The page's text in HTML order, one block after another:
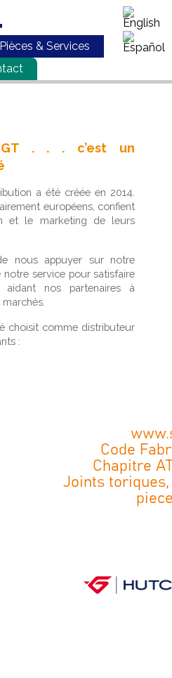
Pièces & Services
Pièces
. . . c’est un
a été créée en 2014.
européens, confient
et le marketing de leurs
nous appuyer sur notre
service pour satisfaire
nos partenaires à
choisit comme distributeur
: